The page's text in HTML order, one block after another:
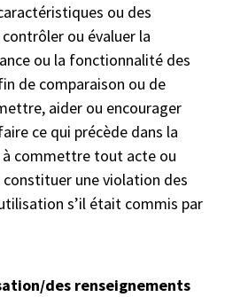
ou des
ou évaluer la
ou la fonctionnalité des
de comparaison ou de
aider ou encourager
ce qui précède dans la
à commettre tout acte ou
une violation des
s’il était commis par
des renseignements